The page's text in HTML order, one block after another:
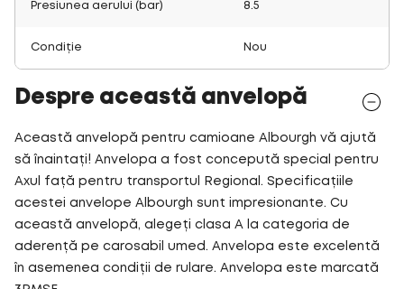
Presiunea aerului (bar) 8.5
Condiție Nou
Despre această anvelopă
Această anvelopă pentru camioane Albourgh vă ajută
să înaintați! Anvelopa a fost concepută special pentru
Axul față pentru transportul Regional. Specificațiile
acestei anvelope Albourgh sunt impresionante. Cu
această anvelopă, alegeți clasa A la categoria de
aderență pe carosabil umed. Anvelopa este excelentă
în asemenea condiții de rulare. Anvelopa este marcată